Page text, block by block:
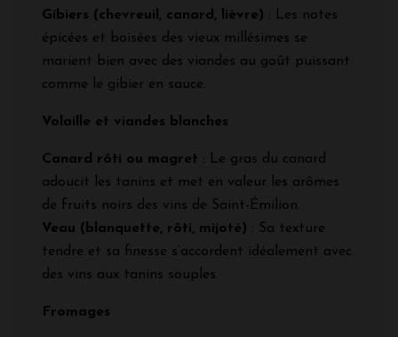
Gibiers (chevreuil, canard, lièvre) : Les notes
épicées et boisées des vieux millésimes se
marient bien avec des viandes au goût puissant
comme le gibier en sauce.
Volaille et viandes blanches
Canard rôti ou magret : Le gras du canard
adoucit les tanins et met en valeur les arômes
de fruits noirs des vins de Saint-Émilion.
Veau (blanquette, rôti, mijoté) : Sa texture
tendre et sa finesse s’accordent idéalement avec
des vins aux tanins souples.
Fromages